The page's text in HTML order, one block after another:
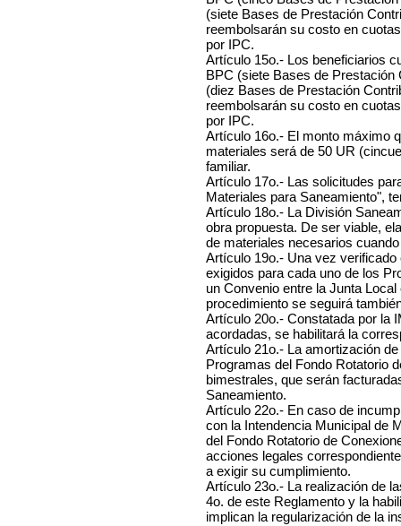
(siete Bases de Prestación
reembolsarán su costo en
por IPC.
Artículo 15o.- Los beneficiarios
BPC (siete Bases de
(diez Bases de Prestación
reembolsarán su costo en
por IPC.
Artículo 16o.- El monto máximo
materiales será de 50 UR
familiar.
Artículo 17o.- Las solicitudes
Materiales para Saneamiento",
Artículo 18o.- La División
obra propuesta. De ser viable,
de materiales necesarios
Artículo 19o.- Una vez
exigidos para cada uno de los
un Convenio entre la Junta
procedimiento se seguirá
Artículo 20o.- Constatada por la
acordadas, se habilitará la
Artículo 21o.- La amortización
Programas del Fondo Rotatorio
bimestrales, que serán
Saneamiento.
Artículo 22o.- En caso de
con la Intendencia Municipal de
del Fondo Rotatorio de
acciones legales
a exigir su cumplimiento.
Artículo 23o.- La realización de
4o. de este Reglamento y la
implican la regularización de la